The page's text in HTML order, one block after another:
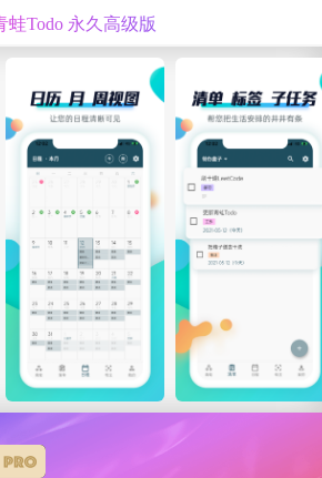
蛙Todo 永久高级版
辑心选 精选测评